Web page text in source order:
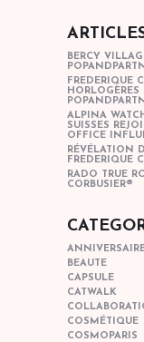
BERCY
FREDERIQUE
ALPINA
SUISSES
OFFICE
RÉVÉLATION
FREDERIQUE
RADO TRUE
CORBUSIER®
BEAUTE
CAPSULE
CATWALK
COSMÉTIQUE
COSMOPARIS